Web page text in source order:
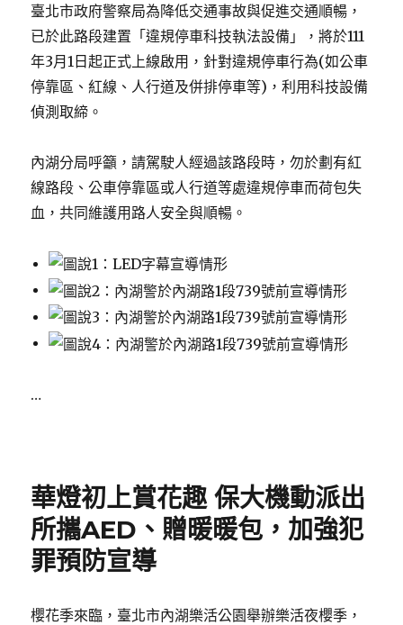
臺北市政府警察局為降低交通事故與促進交通順暢，
已於此路段建置「違規停車科技執法設備」，將於111
年3月1日起正式上線啟用，針對違規停車行為(如公車
停靠區、紅線、人行道及併排停車等)，利用科技設備
偵測取締。
內湖分局呼籲，請駕駛人經過該路段時，勿於劃有紅
線路段、公車停靠區或人行道等處違規停車而荷包失
血，共同維護用路人安全與順暢。
…
華燈初上賞花趣 保大機動派出
所攜AED、贈暖暖包，加強犯
罪預防宣導
櫻花季來臨，臺北市內湖樂活公園舉辦樂活夜櫻季，